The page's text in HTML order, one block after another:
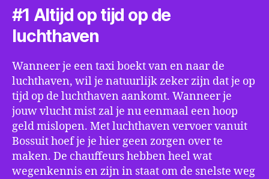
#1 Altijd op tijd op de
luchthaven
Wanneer je een taxi boekt van en naar de
luchthaven, wil je natuurlijk zeker zijn dat je op
tijd op de luchthaven aankomt. Wanneer je
jouw vlucht mist zal je nu eenmaal een hoop
geld mislopen. Met luchthaven vervoer vanuit
Bossuit hoef je je hier geen zorgen over te
maken. De chauffeurs hebben heel wat
wegenkennis en zijn in staat om de snelste weg